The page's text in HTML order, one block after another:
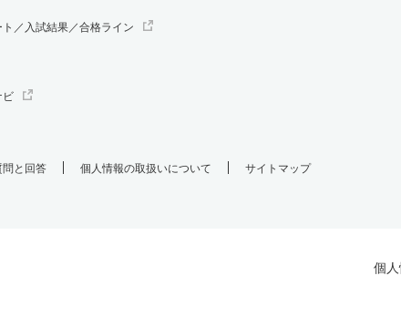
／入試結果／合格ライン
ビ
問と回答 個人情報の取扱いについて サイトマップ
個